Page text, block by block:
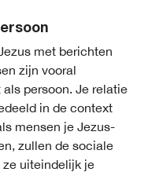
met berichten
zijn vooral
persoon. Je relatie
in de context
mensen je Jezus-
zullen de sociale
ze uiteindelijk je